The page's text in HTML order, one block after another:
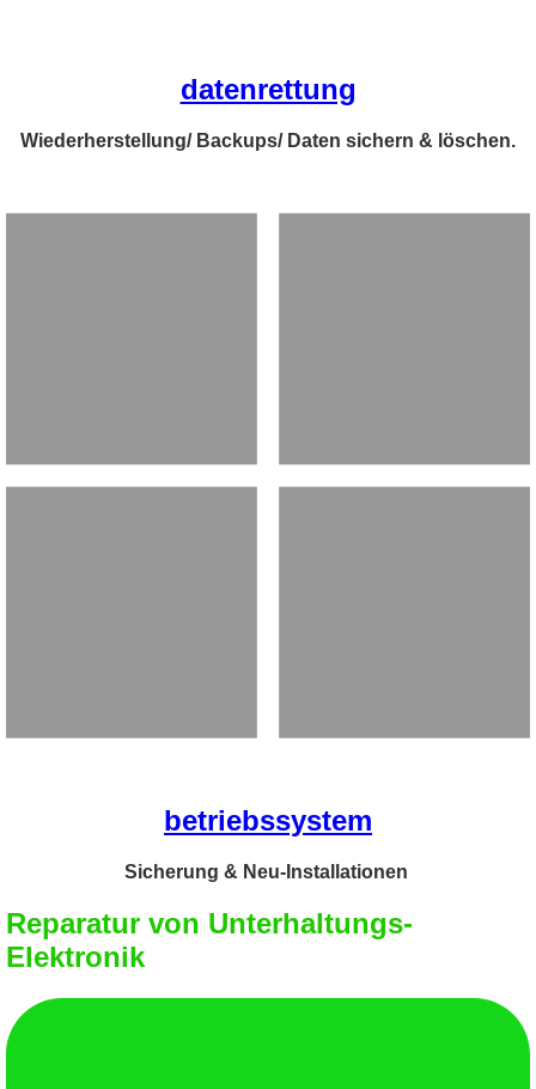
datenrettung
Wiederherstellung/ Backups/ Daten sichern & löschen.
betriebssystem
Sicherung & Neu-Installationen
Reparatur von Unterhaltungs-
Elektronik